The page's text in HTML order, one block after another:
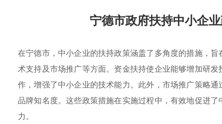
宁德市政府扶持中小企
在宁德市，中小企业的扶持政策涵盖了多角度的措施，旨
术支持及市场推广等方面。资金扶持使企业能够增加研
作，增强了中小企业的技术能力。此外，市场推广策略
品牌知名度。这些政策措施在实施过程中，有效地促进
力。